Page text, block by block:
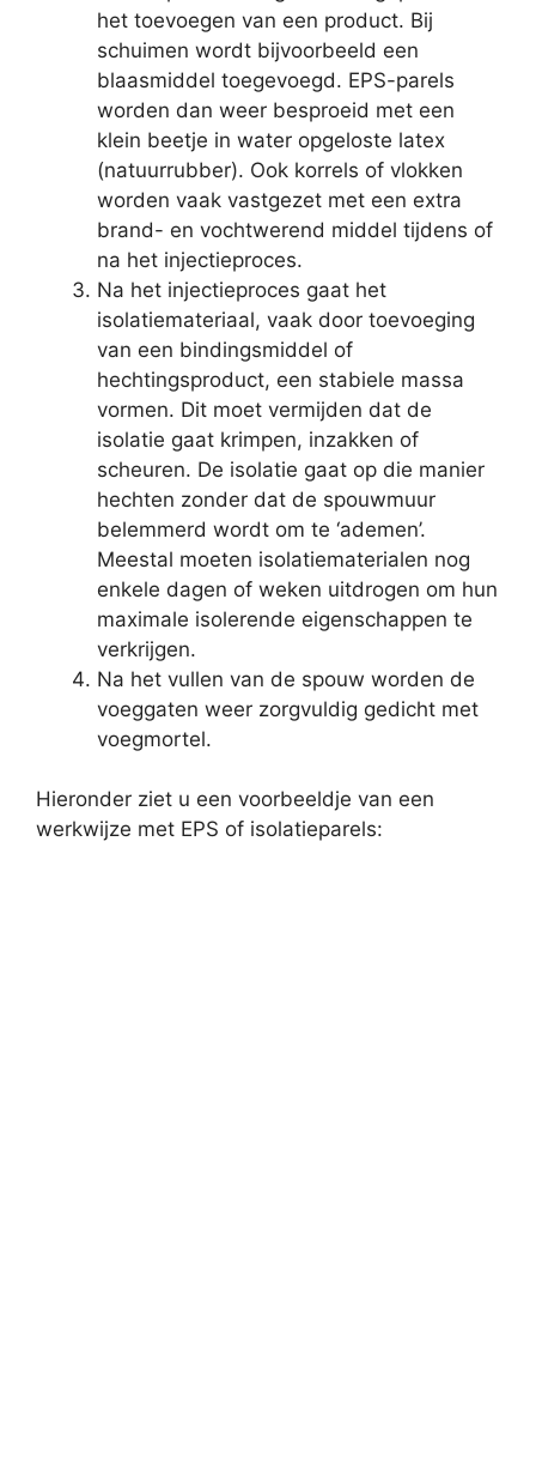
het toevoegen van een product. Bij
schuimen wordt bijvoorbeeld een
blaasmiddel toegevoegd. EPS-parels
worden dan weer besproeid met een
klein beetje in water opgeloste latex
(natuurrubber). Ook korrels of vlokken
worden vaak vastgezet met een extra
brand- en vochtwerend middel tijdens of
na het injectieproces.
Na het injectieproces gaat het
isolatiemateriaal, vaak door toevoeging
van een bindingsmiddel of
hechtingsproduct, een stabiele massa
vormen. Dit moet vermijden dat de
isolatie gaat krimpen, inzakken of
scheuren. De isolatie gaat op die manier
hechten zonder dat de spouwmuur
belemmerd wordt om te ‘ademen’.
Meestal moeten isolatiematerialen nog
enkele dagen of weken uitdrogen om hun
maximale isolerende eigenschappen te
verkrijgen.
Na het vullen van de spouw worden de
voeggaten weer zorgvuldig gedicht met
voegmortel.
Hieronder ziet u een voorbeeldje van een
werkwijze met EPS of isolatieparels: